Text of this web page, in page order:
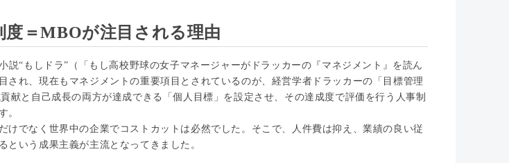
度＝MBOが注目される理由
説“もしドラ”（「もし高校野球の女子マネージャーがドラッカーの『マネジメント』を読ん
され、現在もマネジメントの重要項目とされているのが、経営学者ドラッカーの「目標管理
献と自己成長の両方が達成できる「個人目標」を設定させ、その達成度で評価を行う人事制
。
けでなく世界中の企業でコストカットは必然でした。そこで、人件費は抑え、業績の良い従
という成果主義が主流となってきました。